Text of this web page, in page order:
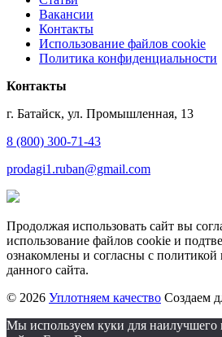
Вакансии
Контакты
Использование файлов cookie
Политика конфиденциальности
Контакты
г. Батайск, ул. Промышленная, 13
8 (800) 300-71-43
prodagi1.ruban@gmail.com
Продолжая использовать сайт вы
использование файлов cookie и
ознакомлены и согласны с
данного сайта.
© 2026 Уплотняем качество Создаем
Мы используем куки для наилучшего